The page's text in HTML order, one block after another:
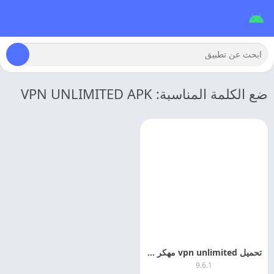
ضع الكلمة المناسبة: VPN UNLIMITED APK
تحميل vpn unlimited مهكر 2026 اخر اصدار
9.6.1